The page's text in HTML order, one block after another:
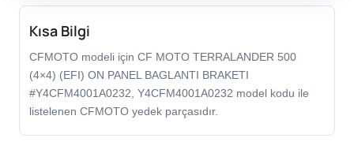
Kısa Bilgi
CFMOTO modeli için CF MOTO TERRALANDER 500
(4×4) (EFI) ON PANEL BAGLANTI BRAKETI
#Y4CFM4001A0232, Y4CFM4001A0232 model kodu ile
listelenen CFMOTO yedek parçasıdır.